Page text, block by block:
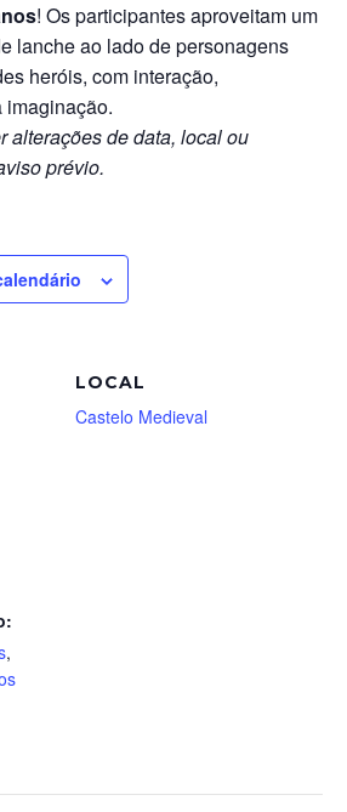
! Os participantes aproveitam um
lanche ao lado de personagens
heróis, com interação,
imaginação.
alterações de data, local ou
prévio.
,
LOCAL
Castelo Medieval